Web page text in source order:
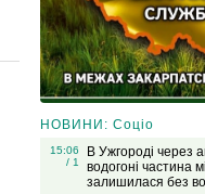
НОВИНИ: Соціо
15:06
/ 1
В Ужгороді через
водогоні частина
залишилася без